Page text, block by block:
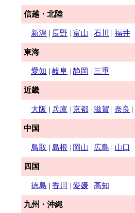
信越・北陸
新潟 | 長野 | 富山 | 石川 | 福井
東海
愛知 | 岐阜 | 静岡 | 三重
近畿
大阪 | 兵庫 | 京都 | 滋賀 | 奈良 |
中国
鳥取 | 島根 | 岡山 | 広島 | 山口
四国
徳島 | 香川 | 愛媛 | 高知
九州・沖縄